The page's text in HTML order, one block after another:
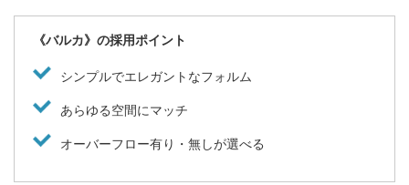
《バルカ》の採用ポイント
シンプルでエレガントなフォルム
あらゆる空間にマッチ
オーバーフロー有り・無しが選べる